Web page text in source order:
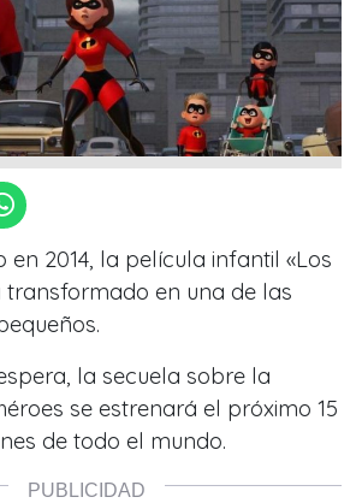
en 2014, la película infantil «Los
transformado en una de las
la secuela sobre la
se estrenará el próximo 15
de todo el mundo.